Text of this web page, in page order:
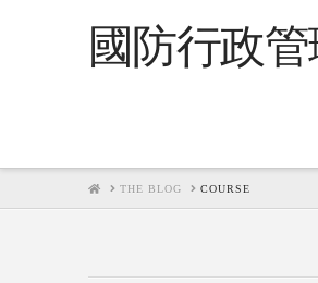
國防行政
HOMETHE BLOG COURSE